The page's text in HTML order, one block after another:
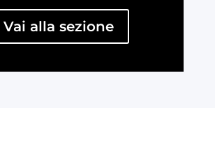
Vai alla sezione